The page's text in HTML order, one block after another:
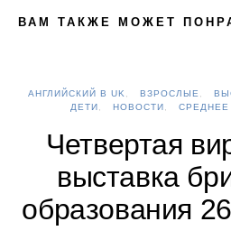
ВАМ ТАКЖЕ МОЖЕТ
АНГЛИЙСКИЙ В UK ВЗРОСЛЫЕ
ДЕТИ
НОВОСТИ СРЕДНЕЕ
Четвертая
выставка
образования